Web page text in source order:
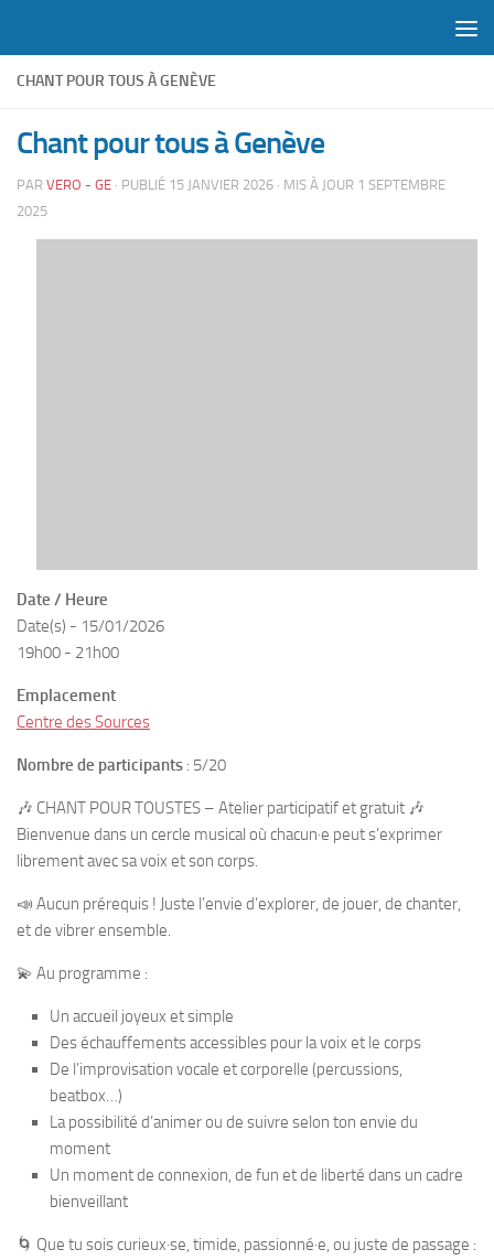
CHANT POUR TOUS À GENÈVE
Chant pour tous à Genève
PAR VERO - GE · PUBLIÉ 15 JANVIER 2026 · MIS À JOUR 1 SEPTEMBRE
2025
Date / Heure
Date(s) - 15/01/2026
19h00 - 21h00
Emplacement
Centre des Sources
Nombre de participants : 5/20
🎶 CHANT POUR TOUSTES – Atelier participatif et gratuit 🎶
Bienvenue dans un cercle musical où chacun·e peut s’exprimer
librement avec sa voix et son corps.
📣 Aucun prérequis ! Juste l’envie d’explorer, de jouer, de chanter,
et de vibrer ensemble.
💫 Au programme :
Un accueil joyeux et simple
Des échauffements accessibles pour la voix et le corps
De l’improvisation vocale et corporelle (percussions,
beatbox…)
La possibilité d’animer ou de suivre selon ton envie du
moment
Un moment de connexion, de fun et de liberté dans un cadre
bienveillant
🌀 Que tu sois curieux·se, timide, passionné·e, ou juste de passage :